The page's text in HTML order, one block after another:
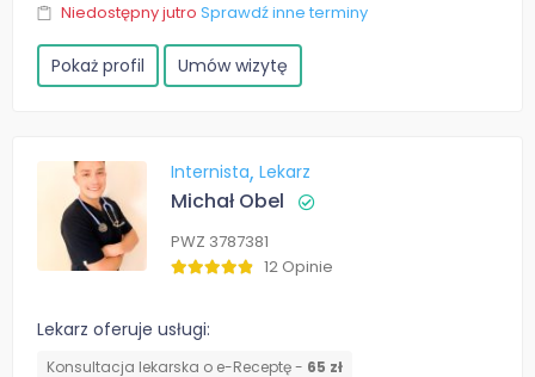
Niedostępny jutro Sprawdź inne terminy
Pokaż profil Umów wizytę
Internista Lekarz
Michał Obel
PWZ 3787381
12 Opinie
Lekarz oferuje usługi:
Konsultacja lekarska o e-Receptę - 65 zł